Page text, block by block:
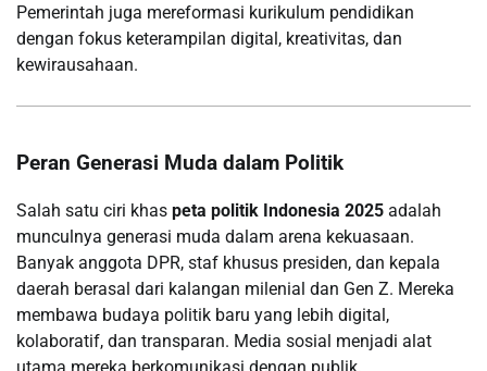
Pemerintah juga mereformasi kurikulum pendidikan
dengan fokus keterampilan digital, kreativitas, dan
kewirausahaan.
Peran Generasi Muda dalam Politik
Salah satu ciri khas peta politik Indonesia 2025 adalah
munculnya generasi muda dalam arena kekuasaan.
Banyak anggota DPR, staf khusus presiden, dan kepala
daerah berasal dari kalangan milenial dan Gen Z. Mereka
membawa budaya politik baru yang lebih digital,
kolaboratif, dan transparan. Media sosial menjadi alat